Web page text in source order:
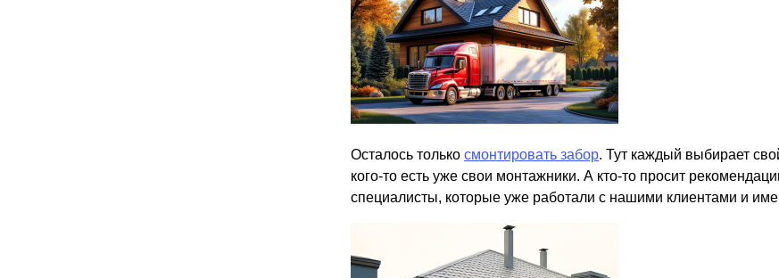
Осталось только смонтировать забор. Тут каждый выбирает
кого-то есть уже свои монтажники. А кто-то просит
специалисты, которые уже работали с нашими клиентами и